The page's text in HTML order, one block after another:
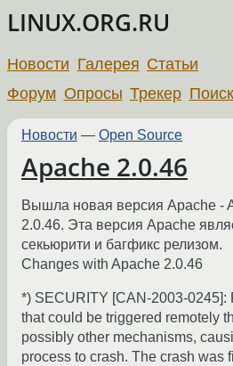
LINUX.ORG.RU
Новости Галерея Статьи
Форум Опросы Трекер Поиск
Новости — Open Source
Apache 2.0.46
Вышла новая версия Apache -
2.0.46. Эта версия Apache
секьюрити и багфикс релизом.
Changes with Apache 2.0.46
*) SECURITY [CAN-2003-0245]:
that could be triggered remotely
possibly other mechanisms,
process to crash. The crash was